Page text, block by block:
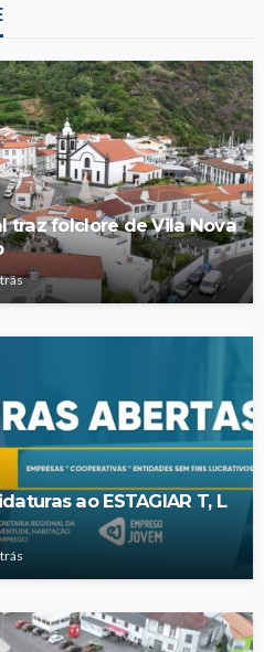
traz folclore de Vila Nova
ao ESTAGIAR T, L